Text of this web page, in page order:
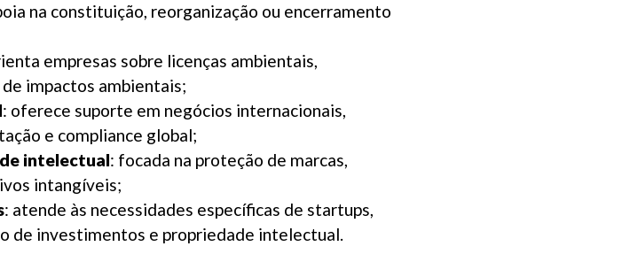
na constituição, reorganização ou encerramento
empresas sobre licenças ambientais,
impactos ambientais;
: oferece suporte em negócios internacionais,
e compliance global;
intelectual: focada na proteção de marcas,
intangíveis;
: atende às necessidades específicas de startups,
de investimentos e propriedade intelectual.